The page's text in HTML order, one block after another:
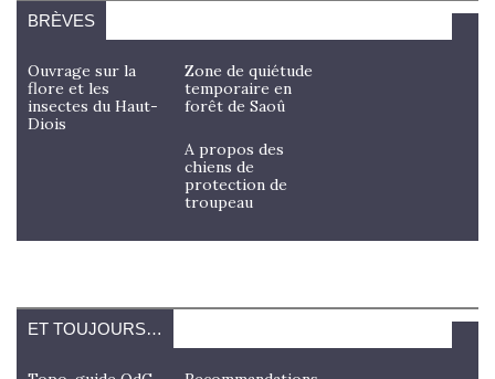
BRÈVES
Ouvrage sur la
flore et les
insectes du Haut-
Diois
Zone de quiétude
temporaire en
forêt de Saoû
A propos des
chiens de
protection de
troupeau
ET TOUJOURS…